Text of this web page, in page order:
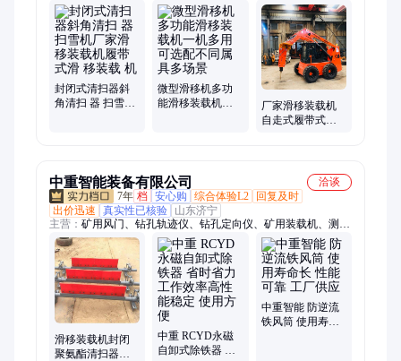
车、割草机、喷涂机、打药车、夹石机、移树机、铝合金、整平
机、牧草秸秆、钢筋锯床、起草皮机、除雪车、吸树叶机、铲草
皮机、钢筋切断机、汽油扫雪机、钢筋弯箍机、改装螺旋钻、玉
米收割机、钢筋弯弧机、墙壁切割机
封闭式清扫器斜
角清扫 器 扫雪机
微型滑移机多功
能滑移装载机一
厂家滑移装载机
自走式履带式多
中重智能装备有限公司
洽谈
7年 档 安心购 综合体验L2
回复及时
出价迅速
真实性已核验
山东济宁
主营： 矿用风门、钻孔轨迹仪、钻孔定向仪、矿用装载机、测斜
仪、矿用钢丝绳探伤仪、矿用掘进机、矿用采煤机、刮板机、输
送机、给煤机、绞车、矿车、混凝土搅拌机、混凝土输送泵、喷
浆机、履带钻机、潜孔钻机、单体液压支柱、防爆风机、钻孔成
像仪、铁路钢轨、变压器、螺旋支柱
滑移装载机封闭
聚氨酯清扫器使
中重 RCYD永磁
自卸式除铁器 省
中重智能 防逆流
铁风筒 使用寿命